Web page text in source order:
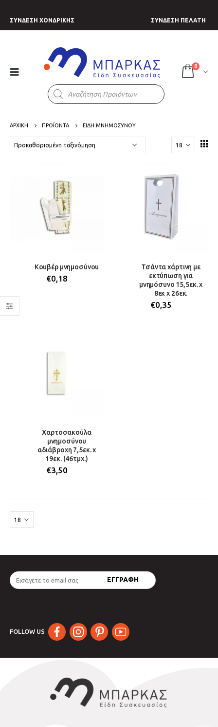
ΣΥΝΔΕΣΗ ΧΟΝΔΡΙΚΗΣ ΣΥΝΔΕΣΗ ΠΕΛΑΤΗ
Products
search
0
ΑΡΧΙΚΗ ΠΡΟΪΟΝΤΑ ΕΙΔΗ ΜΝΗΜΟΣΥΝΟΥ
Κουβέρ μνημοσύνου
€0,18
Τσάντα χάρτινη με
εκτύπωση για
μνημόσυνο 15,5εκ. x
8εκ x 26εκ.
€0,35
Χαρτοσακούλα
μνημοσύνου
αδιάβροχη 7,5εκ. x
19εκ. (46τμχ.)
€3,50
FOLLOW US